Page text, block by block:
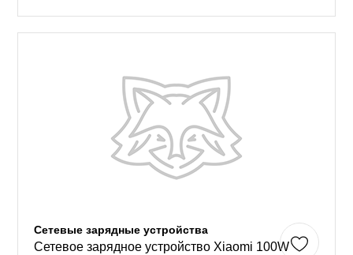
Сетевые зарядные устройства
Сетевое зарядное устройство Xiaomi 100W